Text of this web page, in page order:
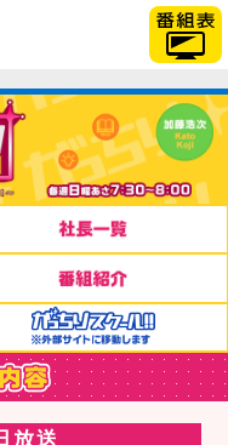
「TBSテレビ」トップペ
放送